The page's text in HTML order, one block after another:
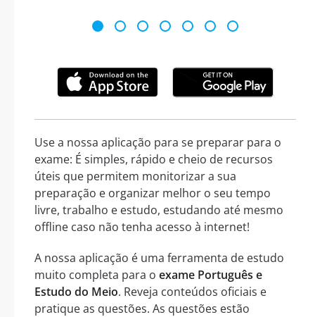
Use a nossa aplicação para se preparar para o
exame: É simples, rápido e cheio de recursos
úteis que permitem monitorizar a sua
preparação e organizar melhor o seu tempo
livre, trabalho e estudo, estudando até mesmo
offline caso não tenha acesso à internet!
A nossa aplicação é uma ferramenta de estudo
muito completa para o exame Português e
Estudo do Meio. Reveja conteúdos oficiais e
pratique as questões. As questões estão